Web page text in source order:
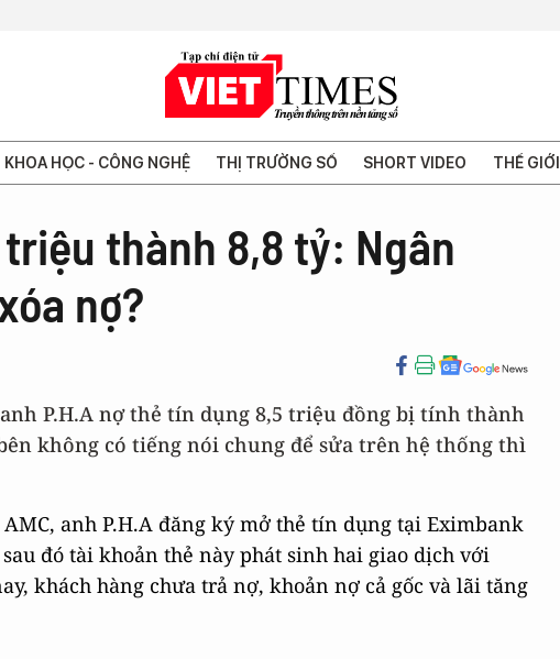
KHOA HỌC - CÔNG NGHỆ THỊ TRƯỜNG SỐ SHORT VIDEO THẾ GIỚI
thành 8,8 tỷ: Ngân
nợ?
P.H.A nợ thẻ tín dụng 8,5 triệu đồng bị tính thành
không có tiếng nói chung để sửa trên hệ thống thì
anh P.H.A đăng ký mở thẻ tín dụng tại Eximbank
đó tài khoản thẻ này phát sinh hai giao dịch với
khách hàng chưa trả nợ, khoản nợ cả gốc và lãi tăng